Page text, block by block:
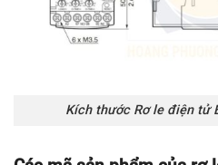
Kích thước Rơ le điện tử